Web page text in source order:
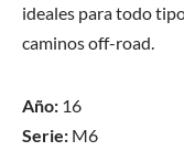
ideales para todo
caminos off-road.
Año: 16
Serie: M6